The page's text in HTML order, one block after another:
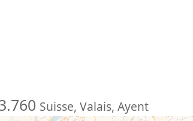
Suisse, Valais, Ayent